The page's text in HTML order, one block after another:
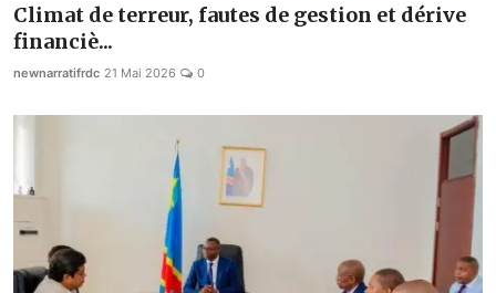
Environnement
Climat de terreur, fautes de gestion et dérive
financiè...
newnarratifrdc 21 Mai 2026 0